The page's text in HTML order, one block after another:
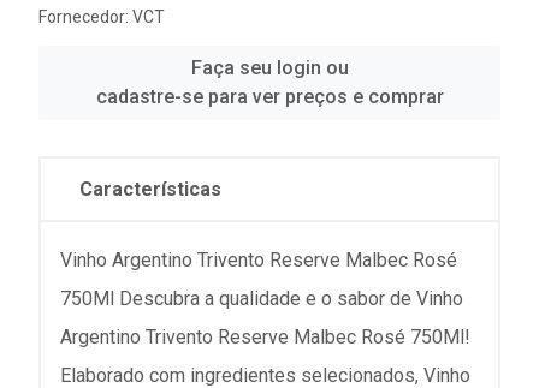
Fornecedor: VCT
Faça seu login ou
cadastre-se para ver preços e comprar
Características
Vinho Argentino Trivento Reserve Malbec Rosé
750Ml Descubra a qualidade e o sabor de Vinho
Argentino Trivento Reserve Malbec Rosé 750Ml!
Elaborado com ingredientes selecionados, Vinho